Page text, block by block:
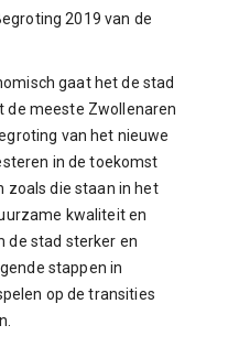
2019 van de
gaat het de stad
de meeste Zwollenaren
van het nieuwe
in de toekomst
zoals die staan in het
kwaliteit en
de stad sterker en
stappen in
op de transities